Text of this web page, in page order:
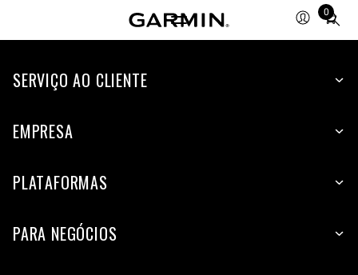
0
Total
items
cart:
SERVIÇO AO CLIENTE
EMPRESA
PLATAFORMAS
PARA NEGÓCIOS